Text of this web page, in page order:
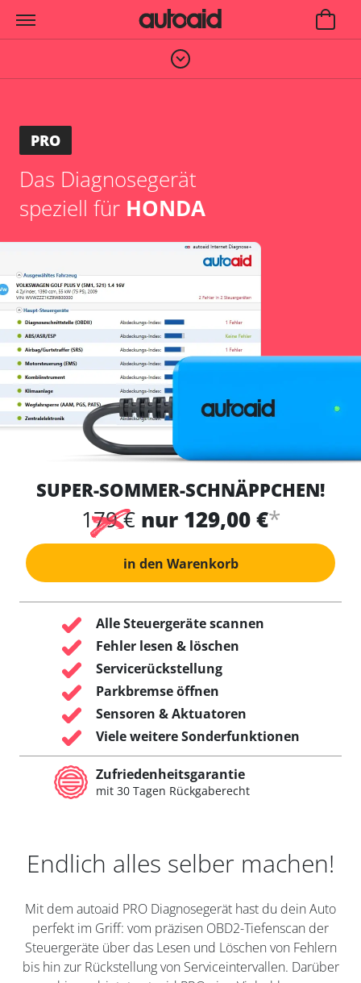
PRO
Das Diagnosegerät
speziell für HONDA
SUPER-SOMMER-SCHNÄPPCHEN!
179 € nur 129,00 €*
in den Warenkorb
Alle Steuergeräte scannen
Fehler lesen & löschen
Servicerückstellung
Parkbremse öffnen
Sensoren & Aktuatoren
Viele weitere Sonderfunktionen
Zufriedenheitsgarantie
mit 30 Tagen Rückgaberecht
Endlich alles selber machen!
Mit dem autoaid PRO Diagnosegerät hast du dein Auto
perfekt im Griff: vom präzisen OBD2-Tiefenscan der
Steuergeräte über das Lesen und Löschen von Fehlern
bis hin zur Rückstellung von Serviceintervallen. Darüber